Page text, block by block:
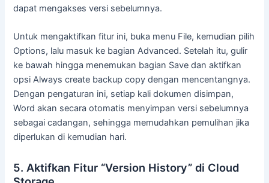
dapat mengakses versi sebelumnya.
Untuk mengaktifkan fitur ini, buka menu File, kemudian pilih
Options, lalu masuk ke bagian Advanced. Setelah itu, gulir
ke bawah hingga menemukan bagian Save dan aktifkan
opsi Always create backup copy dengan mencentangnya.
Dengan pengaturan ini, setiap kali dokumen disimpan,
Word akan secara otomatis menyimpan versi sebelumnya
sebagai cadangan, sehingga memudahkan pemulihan jika
diperlukan di kemudian hari.
5. Aktifkan Fitur “Version History” di Cloud